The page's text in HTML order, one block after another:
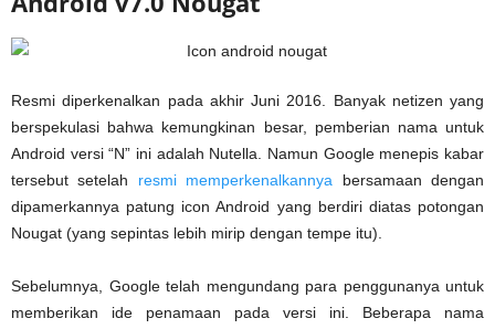
Resmi diperkenalkan pada akhir Juni 2016. Banyak netizen yang
berspekulasi bahwa kemungkinan besar, pemberian nama untuk
Android versi “N” ini adalah Nutella. Namun Google menepis kabar
tersebut setelah resmi memperkenalkannya bersamaan dengan
dipamerkannya patung icon Android yang berdiri diatas potongan
Nougat (yang sepintas lebih mirip dengan tempe itu).
Sebelumnya, Google telah mengundang para penggunanya untuk
memberikan ide penamaan pada versi ini. Beberapa nama